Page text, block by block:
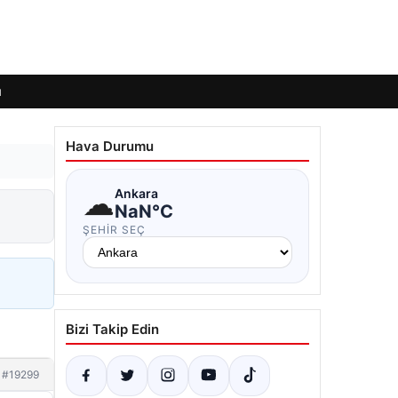
#19299
Hava Durumu
☁Ankara
NaN°C
ŞEHIR SEÇ
Bizi Takip Edin